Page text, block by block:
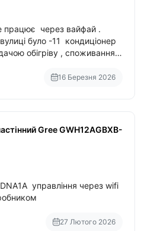
працює через вайфай .
було -11 кондиціонер
обігріву , споживання
16 Березня 2026
Gree GWH12AGBXB-
управління через wifi
27 Лютого 2026